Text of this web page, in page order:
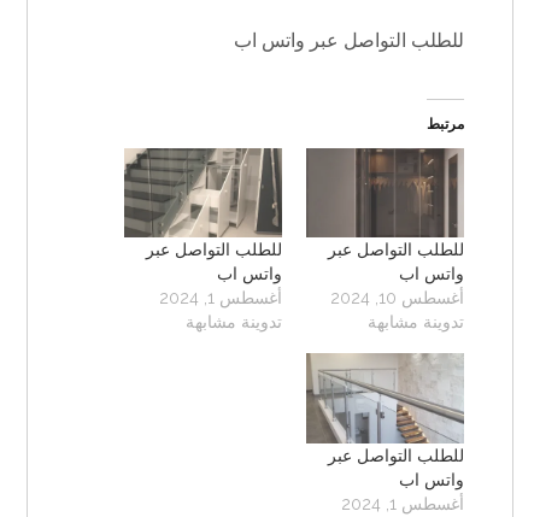
للطلب التواصل عبر واتس اب
مرتبط
للطلب التواصل عبر
واتس اب
أغسطس 10, 2024
تدوينة مشابهة
للطلب التواصل عبر
واتس اب
أغسطس 1, 2024
تدوينة مشابهة
للطلب التواصل عبر
واتس اب
أغسطس 1, 2024